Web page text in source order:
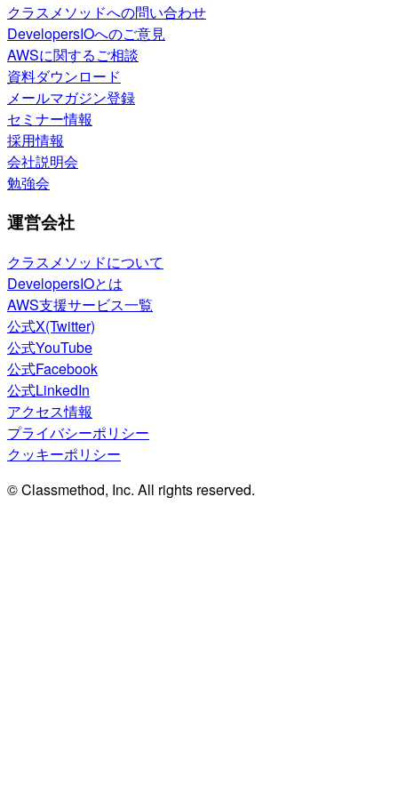
クラスメソッドへの問い合わせ
DevelopersIOへのご意見
AWSに関するご相談
資料ダウンロード
メールマガジン登録
セミナー情報
採用情報
会社説明会
勉強会
運営会社
クラスメソッドについて
DevelopersIOとは
AWS支援サービス一覧
公式X(Twitter)
公式YouTube
公式Facebook
公式LinkedIn
アクセス情報
プライバシーポリシー
クッキーポリシー
© Classmethod, Inc. All rights reserved.